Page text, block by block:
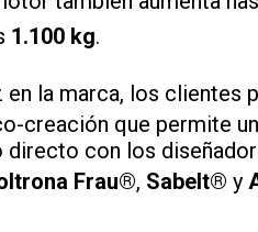
1.100 kg.
en la marca, los clientes
creación que permite
directo con los
Frau®, Sabelt® y